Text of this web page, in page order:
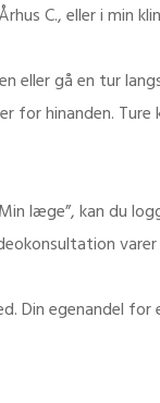
C., eller i min
eller gå en tur
hinanden.
læge”, kan du
Din egenandel